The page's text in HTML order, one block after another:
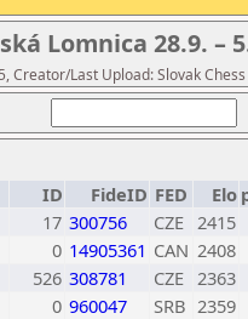
Lomnica 28.9. –
Creator/Last Upload: Slovak
ID FideID FED Elo
17 300756 CZE 2415
0 14905361 CAN 2408
526 308781 CZE 2363
0 960047 SRB 2359